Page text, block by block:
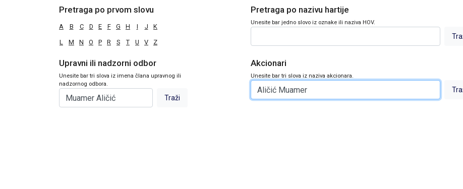
Pretraga po prvom slovu
A B C D E F G H I J K
L M N O P R S T U V Z
Pretraga po nazivu hartije
Unesite bar jedno slovo iz oznake ili naziva HOV.
Upravni ili nadzorni odbor
Unesite bar tri slova iz imena člana upravnog ili
nadzornog odbora.
Akcionari
Unesite bar tri slova iz naziva akcionara.